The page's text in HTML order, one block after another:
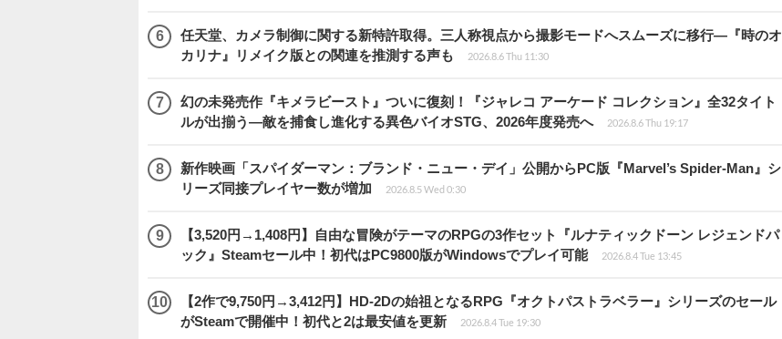
任天堂、カメラ制御に関する新特許取得。三人称視点から撮影モードへスムーズに移行―『時のオ
カリナ』リメイク版との関連を推測する声も
2026.8.6 Thu 11:30
幻の未発売作『キメラビースト』ついに復刻！『ジャレコ アーケード コレクション』全32タイト
ルが出揃う―敵を捕食し進化する異色バイオSTG、2026年度発売へ
2026.8.6 Thu 19:17
新作映画「スパイダーマン：ブランド・ニュー・デイ」公開からPC版『Marvel’s Spider-Man』シ
リーズ同接プレイヤー数が増加
2026.8.5 Wed 0:30
【3,520円→1,408円】自由な冒険がテーマのRPGの3作セット『ルナティックドーン レジェンドパ
ック』Steamセール中！初代はPC9800版がWindowsでプレイ可能
2026.8.4 Tue 13:45
【2作で9,750円→3,412円】HD-2Dの始祖となるRPG『オクトパストラベラー』シリーズのセール
がSteamで開催中！初代と2は最安値を更新
2026.8.4 Tue 19:30